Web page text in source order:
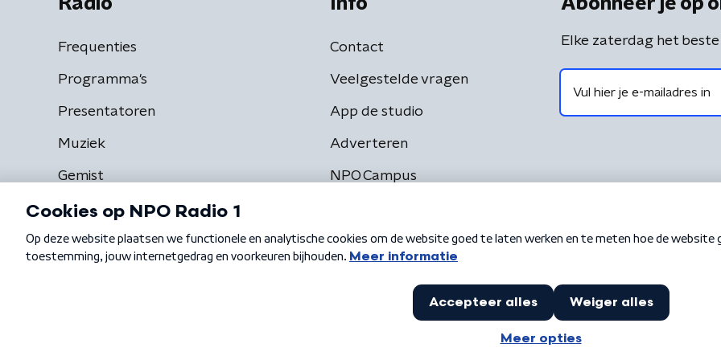
Frequenties
Programma's
Presentatoren
Muziek
Gemist
Contact
Veelgestelde vragen
App de studio
Adverteren
NPO Campus
Elke zaterdag het beste
Algemene voorwaarden Privacybeleid